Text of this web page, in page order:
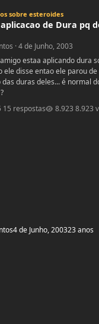
doi muito ???
sobre esteroides
aplicacao de Dura pq
·4 de Junho, 2003
estaa aplicando dura
ele disse entao ele parou
deles... é normal doer com aplicaao de
dura ?
15 respostas
8.923
4 de Junho, 200323 anos